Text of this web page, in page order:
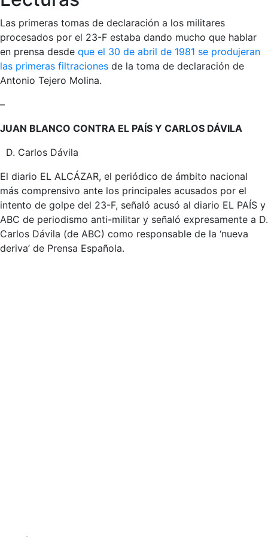
Las primeras tomas de declaración a los militares
procesados por el 23-F estaba dando mucho que hablar
en prensa desde que el 30 de abril de 1981 se produjeran
las primeras filtraciones de la toma de declaración de
Antonio Tejero Molina.
–
JUAN BLANCO CONTRA EL PAÍS Y CARLOS DÁVILA
D. Carlos Dávila
El diario EL ALCÁZAR, el periódico de ámbito nacional
más comprensivo ante los principales acusados por el
intento de golpe del 23-F, señaló acusó al diario EL PAÍS y
ABC de periodismo anti-militar y señaló expresamente a D.
Carlos Dávila (de ABC) como responsable de la ‘nueva
deriva’ de Prensa Española.